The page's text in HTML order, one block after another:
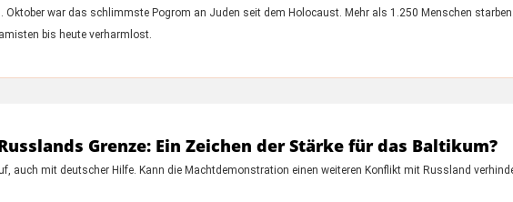
Oktober war das schlimmste Pogrom an Juden seit dem Holocaust. Mehr als 1.250 Menschen
bis heute verharmlost.
Grenze: Ein Zeichen der Stärke für das Baltikum?
auch mit deutscher Hilfe. Kann die Machtdemonstration einen weiteren Konflikt mit Russland